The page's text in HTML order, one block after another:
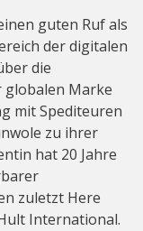
guten Ruf als
der digitalen
die
globalen Marke
mit Spediteuren
zu ihrer
hat 20 Jahre
zuletzt Here
International.